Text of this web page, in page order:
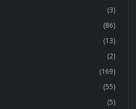
(3)
(86)
(13)
(2)
(169)
(55)
(5)